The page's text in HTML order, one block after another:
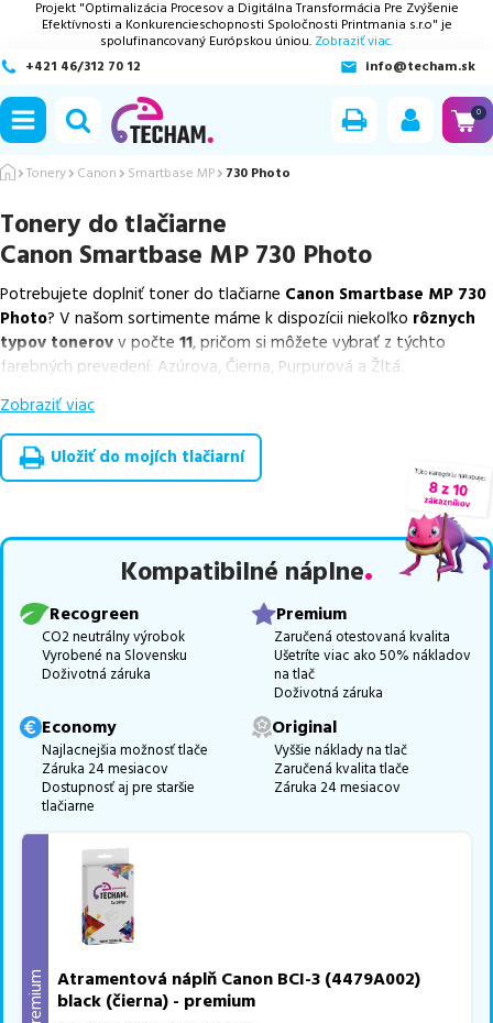
Projekt "Optimalizácia Procesov a Digitálna Transformácia Pre Zvýšenie
Efektívnosti a Konkurencieschopnosti Spoločnosti Printmania s.r.o" je
spolufinancovaný Európskou úniou. Zobraziť viac.
+421 46/312 70 12
info@techam.sk
0
Tonery Canon Smartbase MP 730 Photo
Tonery do tlačiarne
Canon Smartbase MP 730 Photo
Potrebujete doplniť toner do tlačiarne Canon Smartbase MP 730
Photo? V našom sortimente máme k dispozícii niekoľko rôznych
typov tonerovv počte 11, pričom si môžete vybrať z týchto
farebných prevedení: Azúrova, Čierna, Purpurová a Žltá.
Z uvedeného množstva dostupných náplní
náplnev počte4ks, ako ajcenovo výhodnejšie alternatívy,
ktoré plne zachovávajú kvalitu tlače
overené náhrady v rôznych triedach
, medzi ktoré patríšpičková
Celá táto certifikovaná ponuka, spĺňajúca normy ISO 9001 a 14001,
zaručuje bezproblémovú tlač.Najlacnejší produktu nás nájdete
Vieme, že pri nákupe zohráva dôležitú úlohu aj dostupnosť. Preto
sa snažímepravidelne naskladňovať produkty, aby boli ihneď k
dispozícii na odoslanie.
Aktuálne máme k tejto tlačiarni
Ak si pri výbere nie ste istí, ktoré riešenie je pre vaše potreby
najvhodnejšie, alebo máte akékoľvek ďalšie otázky, môžete sa na
nás kedykoľvek obrátiť e-mailom alebo telefonicky. Sme tu, aby
Zobraziť viac
Uložiť do mojích tlačiarní
Kompatibilné náplne
Recogreen
CO2 neutrálny výrobok
Vyrobené na Slovensku
Doživotná záruka
Premium
Zaručená otestovaná kvalita
Ušetríte viac ako 50% nákladov
na tlač
Doživotná záruka
Economy
Najlacnejšia možnosť tlače
Záruka 24 mesiacov
Dostupnosť aj pre staršie
tlačiarne
Original
Vyššie náklady na tlač
Zaručená kvalita tlače
Záruka 24 mesiacov
Premium
Atramentová náplň Canon BCI-3 (4479A002)
black (čierna) - premium